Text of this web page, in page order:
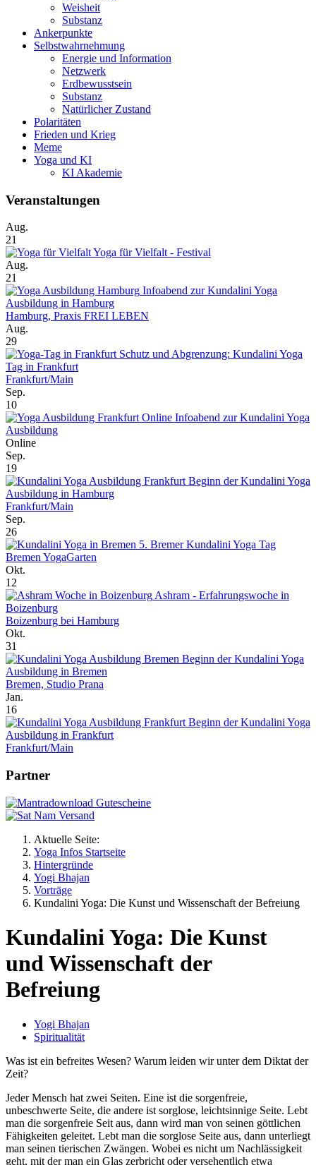
Weisheit
Substanz
Ankerpunkte
Selbstwahrnehmung
Energie und Information
Netzwerk
Erdbewusstsein
Substanz
Natürlicher Zustand
Polaritäten
Frieden und Krieg
Meme
Yoga und KI
KI Akademie
Veranstaltungen
Aug.
21
Yoga für Vielfalt - Festival
Aug.
21
Infoabend zur Kundalini Yoga
Ausbildung in Hamburg
Hamburg, Praxis FREI LEBEN
Aug.
29
Schutz und Abgrenzung: Kundalini Yoga
Tag in Frankfurt
Frankfurt/Main
Sep.
10
Online Infoabend zur Kundalini Yoga
Ausbildung
Online
Sep.
19
Beginn der Kundalini Yoga
Ausbildung in Hamburg
Frankfurt/Main
Sep.
26
5. Bremer Kundalini Yoga Tag
Bremen YogaGarten
Okt.
12
Ashram - Erfahrungswoche in
Boizenburg
Boizenburg bei Hamburg
Okt.
31
Beginn der Kundalini Yoga
Ausbildung in Bremen
Bremen, Studio Prana
Jan.
16
Beginn der Kundalini Yoga
Ausbildung in Frankfurt
Frankfurt/Main
Partner
Aktuelle Seite:
Yoga Infos Startseite
Hintergründe
Yogi Bhajan
Vorträge
Kundalini Yoga: Die Kunst und Wissenschaft der Befreiung
Kundalini Yoga: Die Kunst
und Wissenschaft der
Befreiung
Yogi Bhajan
Spiritualität
Was ist ein befreites Wesen? Warum leiden wir unter dem Diktat der
Zeit?
Jeder Mensch hat zwei Seiten. Eine ist die sorgenfreie,
unbeschwerte Seite, die andere ist sorglose, leichtsinnige Seite. Lebt
man die sorgenfreie Seit aus, dann wird man von seinen göttlichen
Fähigkeiten geleitet. Lebt man die sorglose Seite aus, dann unterliegt
man seinen tierischen Zwängen. Wobei es nicht um Nachlässigkeit
geht, mit der man ein Glas zerbricht oder versehentlich etwa